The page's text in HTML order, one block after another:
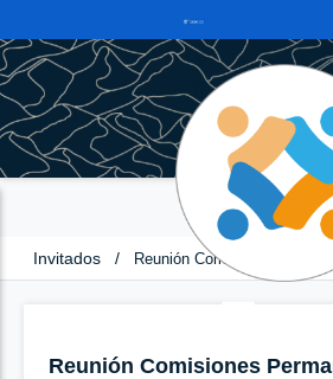
Invitados / Reunión Comisiones
Reunión Comisiones